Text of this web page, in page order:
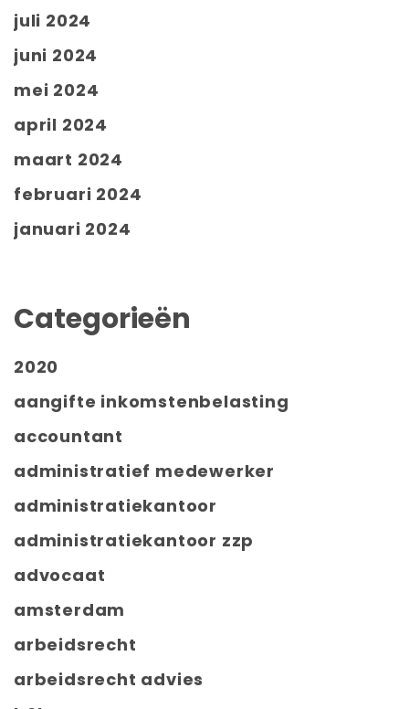
juli 2024
juni 2024
mei 2024
april 2024
maart 2024
februari 2024
januari 2024
Categorieën
2020
aangifte inkomstenbelasting
accountant
administratief medewerker
administratiekantoor
administratiekantoor zzp
advocaat
amsterdam
arbeidsrecht
arbeidsrecht advies